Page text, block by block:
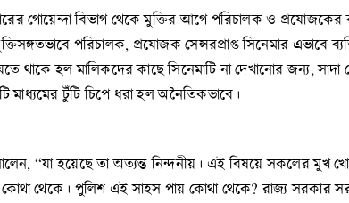
গোয়েন্দা বিভাগ থেকে মুক্তির আগে পরিচালক ও প্রযোজকের
পরিচালক, প্রযোজক সেন্সরপ্রাপ্ত সিনেমার এভাবে
থাকে হল মালিকদের কাছে সিনেমাটি না দেখানোর জন্য,
মাধ্যমের টুঁটি চিপে ধরা হল অনৈতিকভাবে।
“যা হয়েছে তা অত্যন্ত নিন্দনীয়। এই বিষয়ে সকলের মুখ
থেকে। পুলিশ এই সাহস পায় কোথা থেকে? রাজ্য সরকার